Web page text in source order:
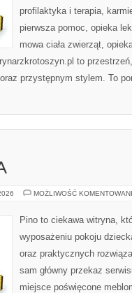
profilaktyka i terapia,
pierwsza pomoc, opieka
mowa ciała zwierząt,
to
przystępnym stylem. To
MOŻLIWOŚĆ
Pino to ciekawa witryna,
wyposażeniu pokoju
oraz praktycznych
sam główny przekaz
miejsce poświęcone